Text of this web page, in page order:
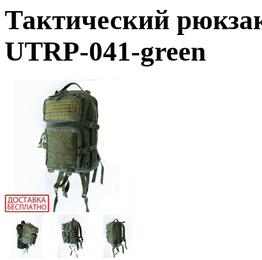
Тактический
UTRP-041-green